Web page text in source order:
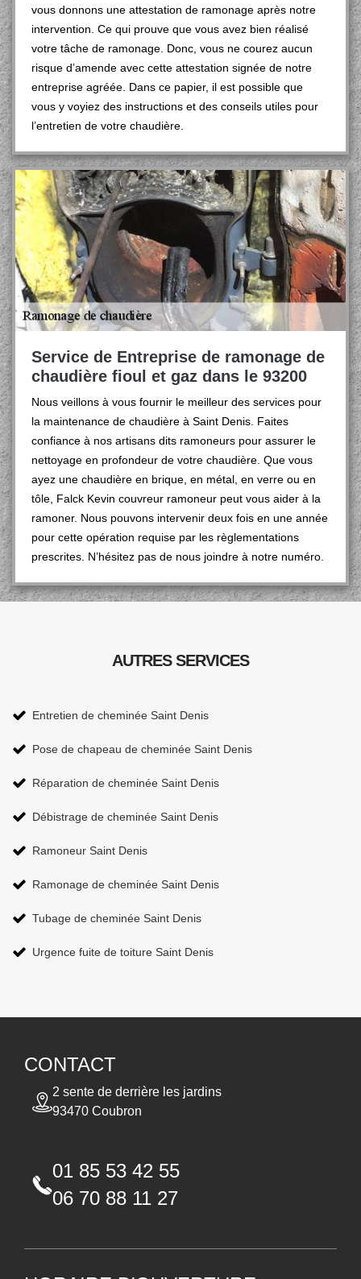
vous donnons une attestation de ramonage après notre
intervention. Ce qui prouve que vous avez bien réalisé
votre tâche de ramonage. Donc, vous ne courez aucun
risque d’amende avec cette attestation signée de notre
entreprise agréée. Dans ce papier, il est possible que
vous y voyiez des instructions et des conseils utiles pour
l’entretien de votre chaudière.
Service de Entreprise de ramonage de
chaudière fioul et gaz dans le 93200
Nous veillons à vous fournir le meilleur des services pour
la maintenance de chaudière à Saint Denis. Faites
confiance à nos artisans dits ramoneurs pour assurer le
nettoyage en profondeur de votre chaudière. Que vous
ayez une chaudière en brique, en métal, en verre ou en
tôle, Falck Kevin couvreur ramoneur peut vous aider à la
ramoner. Nous pouvons intervenir deux fois en une année
pour cette opération requise par les règlementations
prescrites. N’hésitez pas de nous joindre à notre numéro.
AUTRES SERVICES
Entretien de cheminée Saint Denis
Pose de chapeau de cheminée Saint Denis
Réparation de cheminée Saint Denis
Débistrage de cheminée Saint Denis
Ramoneur Saint Denis
Ramonage de cheminée Saint Denis
Tubage de cheminée Saint Denis
Urgence fuite de toiture Saint Denis
CONTACT
2 sente de derrière les jardins
93470 Coubron
01 85 53 42 55
06 70 88 11 27